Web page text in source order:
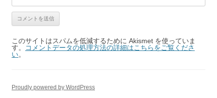
このサイトはスパムを低減するために Akismet を使っていま
す。
コメントデータの処理方法の詳細はこちらをご覧くださ
い。
Proudly powered by WordPress